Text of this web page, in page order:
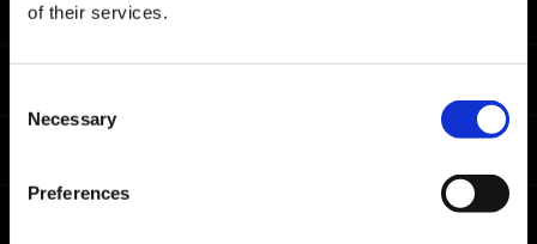
of their services.
Selection
Necessary
Preferences
Spießrutenlauf mindestens ein Mal
Platz
Erhältliche
Auszeichnung